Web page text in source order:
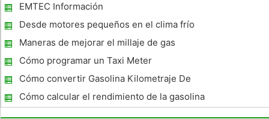
EMTEC Información
Desde motores pequeños en el clima frío
Maneras de mejorar el millaje de gas
Cómo programar un Taxi Meter
Cómo convertir Gasolina Kilometraje De
Metric
Cómo calcular el rendimiento de la gasolina
en la métrica